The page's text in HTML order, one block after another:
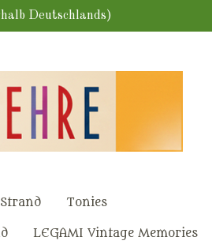
Deutschlands)
Tonies
LEGAMI Vintage Memories